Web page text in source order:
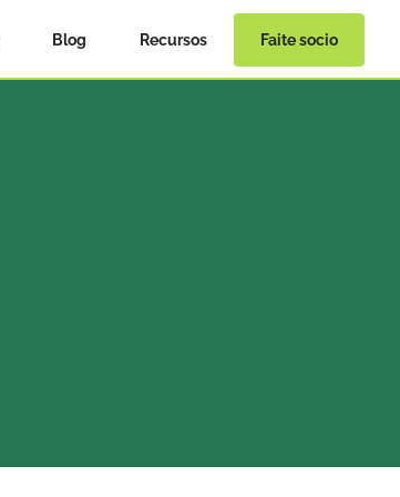
Blog Recursos Faite socio